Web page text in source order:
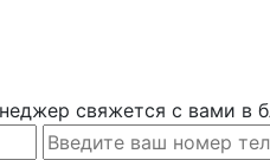
свяжется с вами в